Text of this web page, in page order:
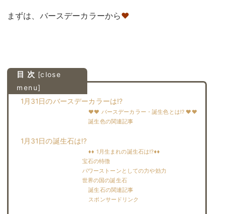
まずは、バースデーカラーから♥
目 次 [close
menu]
1月31日のバースデーカラーは!?
♥♥ バースデーカラー・誕生色とは!? ♥♥
誕生色の関連記事
1月31日の誕生石は!?
♦♦ 1月生まれの誕生石は!?♦♦
宝石の特徴
パワーストーンとしての力や効力
世界の国の誕生石
誕生石の関連記事
スポンサードリンク